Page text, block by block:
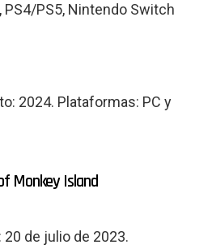
PS4/PS5, Nintendo Switch
2024. Plataformas: PC y
Monkey Island
de julio de 2023.